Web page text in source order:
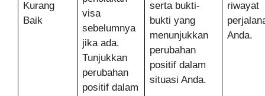
Kurang
Baik
visa
sebelumnya
jika ada.
Tunjukkan
perubahan
positif dalam
serta bukti-
bukti yang
menunjukkan
perubahan
positif dalam
situasi Anda.
riwayat
Anda.